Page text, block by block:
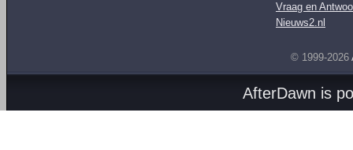
Vraag en
Nieuws2.nl
© 1999-2026
AfterDawn is